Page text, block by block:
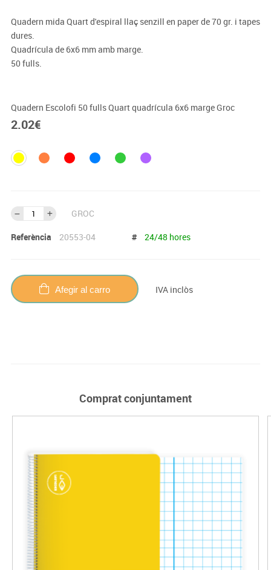
Quadern mida Quart d'espiral llaç senzill en paper de 70 gr. i tapes
dures.
Quadrícula de 6x6 mm amb marge.
50 fulls.
Quadern Escolofi 50 fulls Quart quadrícula 6x6 marge Groc
2.02€
GROC
Referència 20553-04 # 24/48 hores
Afegir al carro IVA inclòs
Comprat conjuntament